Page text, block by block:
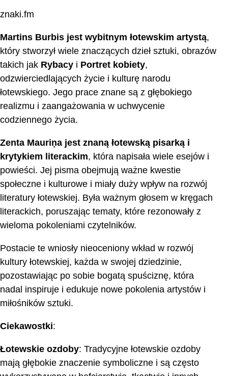
znaki.fm
Martins Burbis jest wybitnym łotewskim artystą,
który stworzył wiele znaczących dzieł sztuki, obrazów
takich jak Rybacy i Portret kobiety,
odzwierciedlających życie i kulturę narodu
łotewskiego. Jego prace znane są z głębokiego
realizmu i zaangażowania w uchwycenie
codziennego życia.
Zenta Mauriņa jest znaną łotewską pisarką i
krytykiem literackim, która napisała wiele esejów i
powieści. Jej pisma obejmują ważne kwestie
społeczne i kulturowe i miały duży wpływ na rozwój
literatury łotewskiej. Była ważnym głosem w kręgach
literackich, poruszając tematy, które rezonowały z
wieloma pokoleniami czytelników.
Postacie te wniosły nieoceniony wkład w rozwój
kultury łotewskiej, każda w swojej dziedzinie,
pozostawiając po sobie bogatą spuściznę, która
nadal inspiruje i edukuje nowe pokolenia artystów i
miłośników sztuki.
Ciekawostki:
Łotewskie ozdoby: Tradycyjne łotewskie ozdoby
mają głębokie znaczenie symboliczne i są często